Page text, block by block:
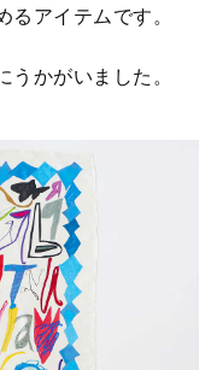
アイテムです。
かがいました。